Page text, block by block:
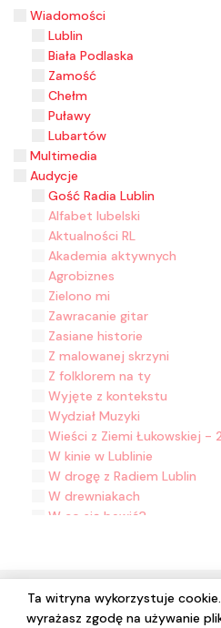
Wiadomości
Lublin
Biała Podlaska
Zamość
Chełm
Puławy
Lubartów
Multimedia
Audycje
Gość Radia Lublin
Alfabet lubelski
Aktualności RL
Akademia aktywnych
Agrobiznes
Zielono mi
Zawracanie gitar
Zasiane historie
Z malowanej skrzyni
Z folklorem na ty
Wyjęte z kontekstu
Wydział Muzyki
Wieści z Ziemi Łukowskiej -
W kinie w Lublinie
W drogę z Radiem Lublin
W drewniakach
W co się bawić?
Teatr z myszką
Taka piosenka taka ballada
Sztuka z polotem
Ta witryna wykorzystuje
wyrażasz zgodę na używanie